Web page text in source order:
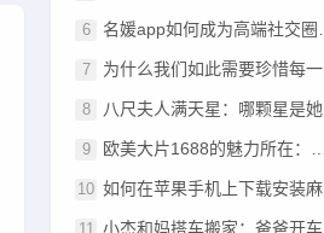
名媛app如何成为高端社交圈的重要工具？
为什么我们如此需要珍惜每一个汉字，准备好纸巾来细品其深意？
八尺夫人满天星：哪颗星是她的光芒？
欧美大片1688的魅力所在：动作、惊悚、爱情与特效的完美结合
如何在苹果手机上下载安装麻花影视APP最新版？
小杰和妈搭车搬家：爸爸开车带他们前往姥姥家？有哪些不可预见的汉字奥秘？